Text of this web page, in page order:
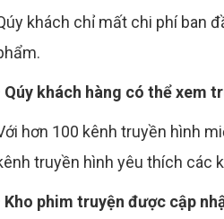
khách chỉ mất chi phí ban
Qúy khách hàng có thể xem
hơn 100 kênh truyền hình
truyền hình yêu thích các
Kho phim truyện được cập